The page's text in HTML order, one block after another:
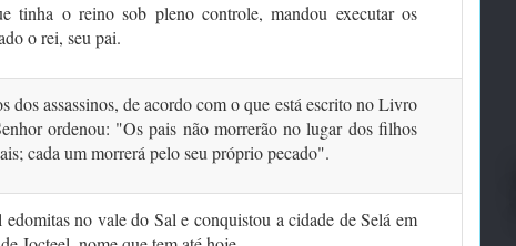
tinha o reino sob pleno controle, mandou executar os
o rei, seu pai.
dos assassinos, de acordo com o que está escrito no Livro
ordenou: "Os pais não morrerão no lugar dos filhos
cada um morrerá pelo seu próprio pecado".
no vale do Sal e conquistou a cidade de Selá em